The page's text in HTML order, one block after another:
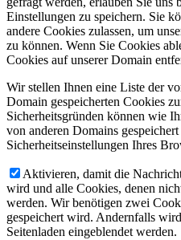
Einstellungen zu speichern. Sie
andere Cookies zulassen, um
zu können. Wenn Sie Cookies
Cookies auf unserer Domain
Wir stellen Ihnen eine Liste der
Domain gespeicherten Cookies
Sicherheitsgründen können wie
von anderen Domains
Sicherheitseinstellungen Ihres
Aktivieren, damit die
wird und alle Cookies, denen
werden. Wir benötigen zwei
gespeichert wird. Andernfalls
Seitenladen eingeblendet werden.